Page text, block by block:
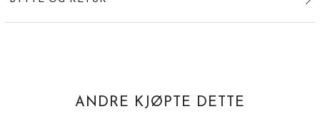
ANDRE KJØPTE DETTE